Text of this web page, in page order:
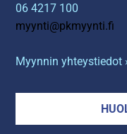
06 4217 100
myynti@pkmyynti.fi
Myynnin yhteystiedot ›